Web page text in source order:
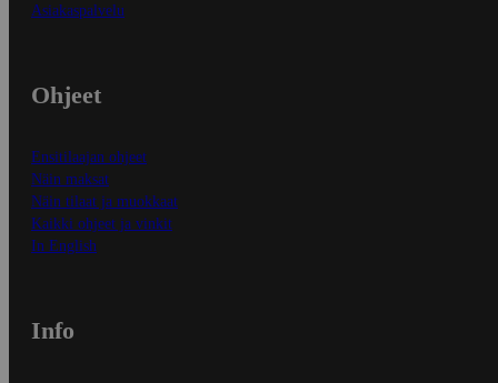
Asiakaspalvelu
Ohjeet
Ensitilaajan ohjeet
Näin maksat
Näin tilaat ja muokkaat
Kaikki ohjeet ja vinkit
In English
Info